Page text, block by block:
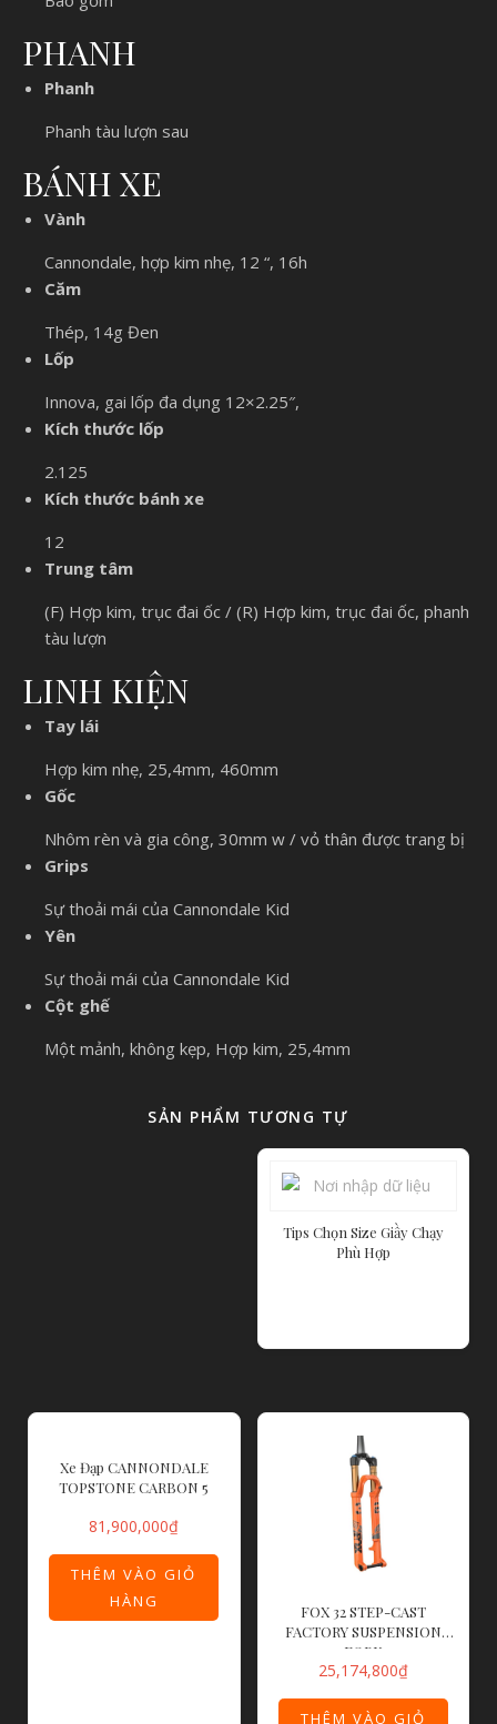
PHANH
Phanh
Phanh tàu lượn sau
BÁNH XE
Vành
Cannondale, hợp kim nhẹ, 12 “, 16h
Căm
Thép, 14g Đen
Lốp
Innova, gai lốp đa dụng 12×2.25″,
Kích thước lốp
2.125
Kích thước bánh xe
12
Trung tâm
(F) Hợp kim, trục đai ốc / (R) Hợp kim, trục đai ốc, phanh
tàu lượn
LINH KIỆN
Tay lái
Hợp kim nhẹ, 25,4mm, 460mm
Gốc
Nhôm rèn và gia công, 30mm w / vỏ thân được trang bị
Grips
Sự thoải mái của Cannondale Kid
Yên
Sự thoải mái của Cannondale Kid
Cột ghế
Một mảnh, không kẹp, Hợp kim, 25,4mm
SẢN PHẨM TƯƠNG TỰ
Tips Chọn Size Giầy Chạy
Phù Hợp
Xe Đạp CANNONDALE
TOPSTONE CARBON 5
81,900,000₫
THÊM VÀO GIỎ
HÀNG
FOX 32 STEP-CAST
FACTORY SUSPENSION
FORK
25,174,800₫
THÊM VÀO GIỎ